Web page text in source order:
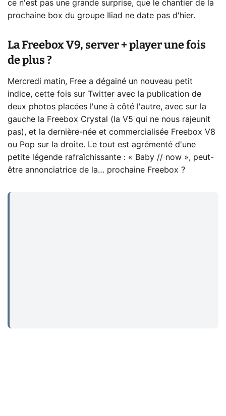
ce n'est pas une grande surprise, que le chantier de la
prochaine box du groupe Iliad ne date pas d'hier.
La Freebox V9, server + player une fois
de plus ?
Mercredi matin, Free a dégainé un nouveau petit
indice, cette fois sur Twitter avec la publication de
deux photos placées l'une à côté l'autre, avec sur la
gauche la Freebox Crystal (la V5 qui ne nous rajeunit
pas), et la dernière-née et commercialisée Freebox V8
ou Pop sur la droite. Le tout est agrémenté d'une
petite légende rafraîchissante : « Baby // now », peut-
être annonciatrice de la… prochaine Freebox ?